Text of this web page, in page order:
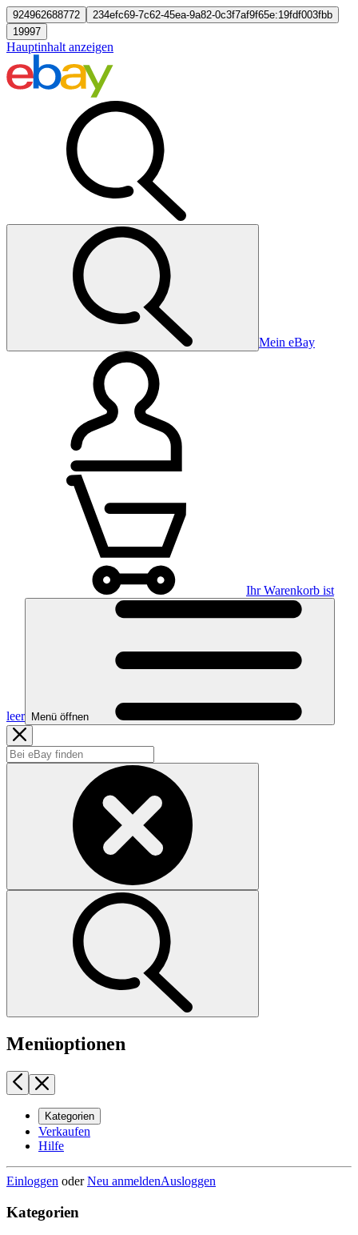
924962688772
234efc69-7c62-45ea-9a82-0c3f7af9f65e:19fdf003fbb
19997
Hauptinhalt anzeigen
Mein eBay
Ihr Warenkorb ist
leer Menü öffnen
Menüoptionen
Kategorien
Verkaufen
Hilfe
Einloggen oderNeu anmeldenAusloggen
Kategorien